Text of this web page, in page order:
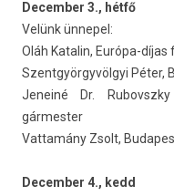
De­cemb­er 3., hétfő
Velünk ünnepel:
Oláh Katalin, Európa-
Szentgyör­gyvöl­gyi Péter,
Jeneiné Dr.
gármest­er
Vat­tamány Zsolt,
De­cemb­er 4., kedd